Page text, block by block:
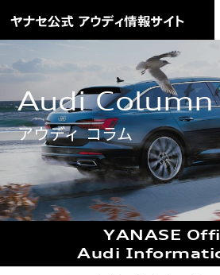
Audi Column
アウディ コラム
YANASE
Audi